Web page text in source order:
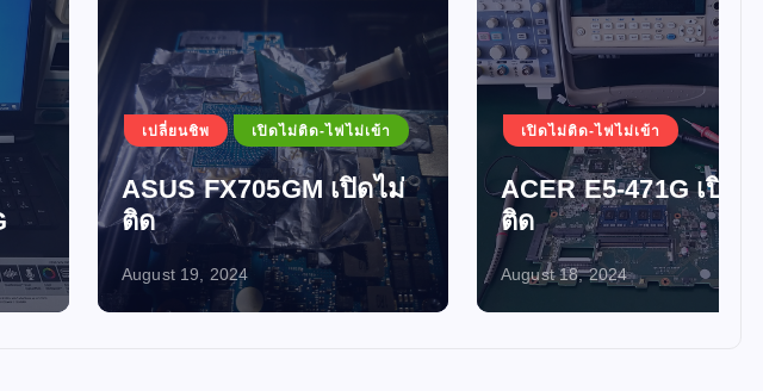
เปิดไม่ติด-ไฟไม่เข้า
ASUS FX705GM เปิดไม่
ติด
August 19, 2024
เปิดไม่ติด-ไฟไม่เข้า
ACER E5-471G เปิดไม่
ติด
August 18, 2024